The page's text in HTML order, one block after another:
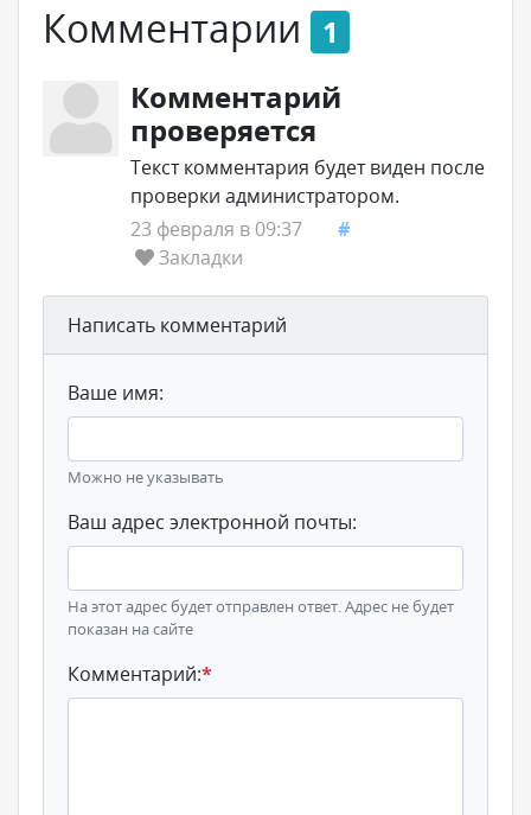
Комментарии
1
Комментарий
проверяется
Текст комментария будет виден после
проверки администратором.
23 февраля в 09:37
#
Закладки
Написать комментарий
Ваше имя:
Можно не указывать
Ваш адрес электронной почты:
На этот адрес будет отправлен ответ. Адрес не будет
показан на сайте
Комментарий:*